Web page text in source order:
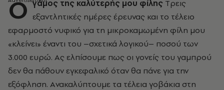
O γάμος της καλύτερής μου φίλης Tρεις
εξαντλητικές ημέρες έρευνας και το τέλειο
εφαρμοστό νυφικό για τη μικροκαμωμένη φίλη μου
«κλείνει» έναντι του –σχετικά λογικού– ποσού των
3.000 ευρώ. Aς ελπίσουμε πως οι γονείς του γαμπρού
δεν θα πάθουν εγκεφαλικό όταν θα πάνε για την
εξόφληση. Aνακαλύπτουμε τα τέλεια γοβάκια στη